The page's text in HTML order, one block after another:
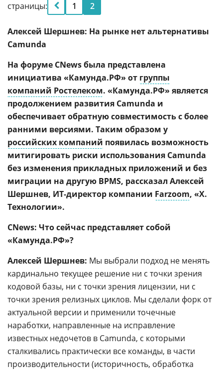
страницы: 1 2
Алексей Шершнев: На рынке нет альтернативы
Camunda
На форуме CNews была представлена
инициатива «Камунда.РФ» от группы
компаний Ростелеком. «Камунда.РФ» является
продолжением развития Camunda и
обеспечивает обратную совместимость с более
ранними версиями. Таким образом у
российских компаний появилась возможность
митигировать риски использования Camunda
без изменения прикладных приложений и без
миграции на другую BPMS, рассказал Алексей
Шершнев, ИТ-директор компании Farzoom, «Х.
Технологии».
CNews: Что сейчас представляет собой
«Камунда.РФ»?
Алексей Шершнев: Мы выбрали подход не менять
кардинально текущее решение ни с точки зрения
кодовой базы, ни с точки зрения лицензии, ни с
точки зрения релизных циклов. Мы сделали форк от
актуальной версии и применили точечные
наработки, направленные на исправление
известных недочетов в Camunda, с которыми
сталкивались практически все команды, в части
производительности (историчность, обработка